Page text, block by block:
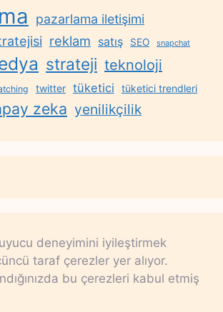
pazarlama iletişimi
reklam satış SEO snapchat
strateji teknoloji
twitter tüketici tüketici trendleri
zeka yenilikçilik
deneyimini iyileştirmek
taraf çerezler yer alıyor.
bu çerezleri kabul etmiş